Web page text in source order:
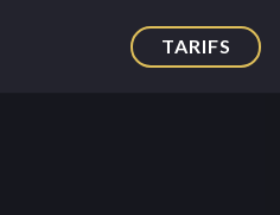
TARIFS